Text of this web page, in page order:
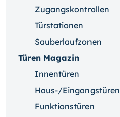
Zugangskontrollen
Türstationen
Sauberlaufzonen
Türen Magazin
Innentüren
Haus-/Eingangstüren
Funktionstüren